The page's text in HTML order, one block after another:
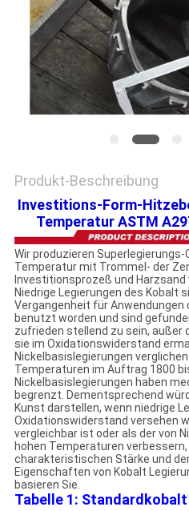
SITEMAP
Produkt-Beschreibung
Investitions-Form-
Temperatur ASTM
Wir produzieren
Temperatur mit Trommel- der
Investitionsprozeß und Harzsand
Niedrige Legierungen des Kobalt
Vergangenheit für Anwendungen
benutzt worden und sind
zufrieden stellend zu sein, außer
sie im Oxidationswiderstand
Nickelbasislegierungen
Temperaturen im Auftrag 1800
Nickelbasislegierungen haben
begrenzt. Dementsprechend
Kunst darstellen, wenn niedrige
Oxidationswiderstand versehen
vergleichbar ist oder als der von
hohen Temperaturen
charakteristischen Stärke und
Eigenschaften von Kobalt
basieren Sie.
Tabelle 1: